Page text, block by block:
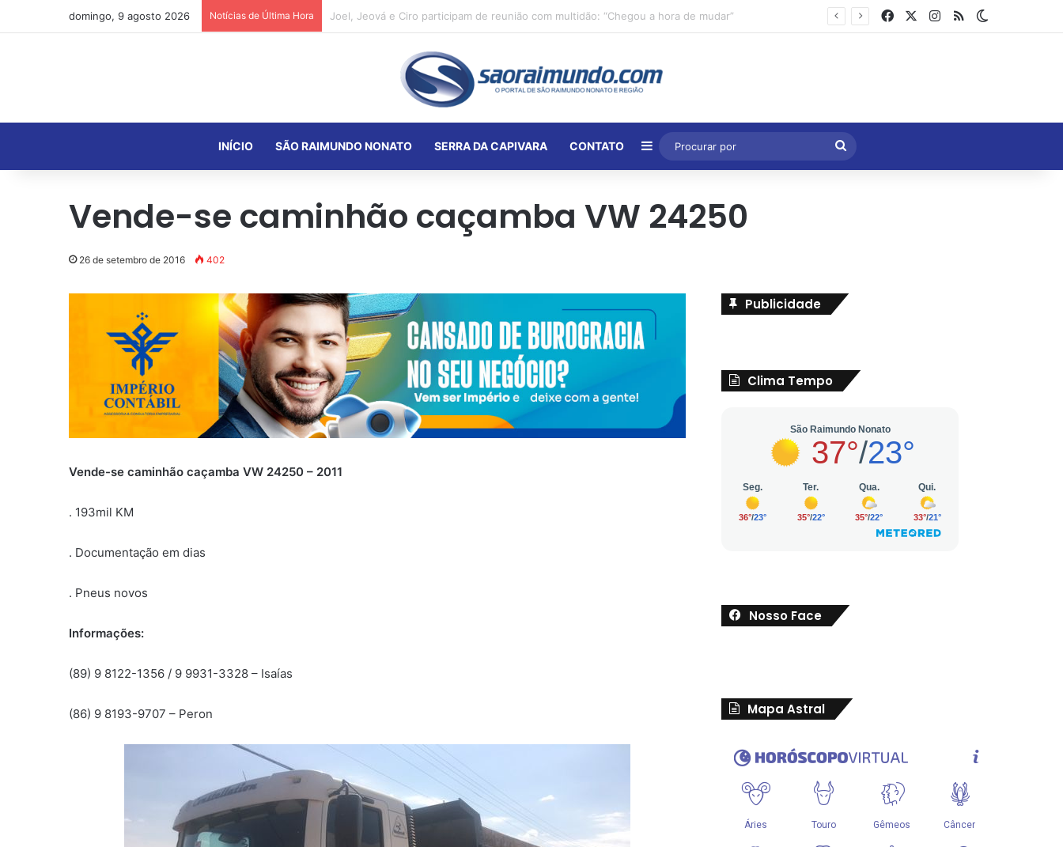
domingo, 9 agosto 2026 Notícias de Última Hora FacebookInstagram
RSS
INÍCIO SÃO RAIMUNDO NONATO SERRA DA CAPIVARA CONTATO Barra Lateral
Procurar
por
Vende-se caminhão caçamba VW 24250
26 de setembro de 2016 402
Vende-se caminhão caçamba VW 24250 – 2011
. 193mil KM
. Documentação em dias
. Pneus novos
Informações:
(89) 9 8122-1356 / 9 9931-3328 – Isaías
(86) 9 8193-9707 – Peron
Publicidade
Clima Tempo
Nosso Face
Mapa Astral